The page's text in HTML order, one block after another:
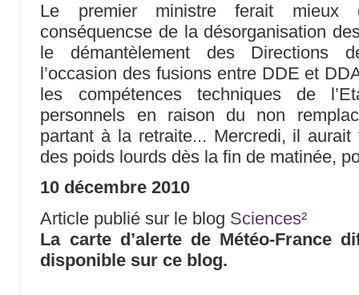
Le premier ministre ferait mieux
conséquencse de la désorganisation
le démantèlement des Directions
l’occasion des fusions entre DDE et
les compétences techniques de
personnels en raison du non
partant à la retraite... Mercredi, il
des poids lourds dès la fin de matinée,
10 décembre 2010
Article publié sur le blog Sciences²
La carte d’alerte de Météo-France
disponible sur ce blog.